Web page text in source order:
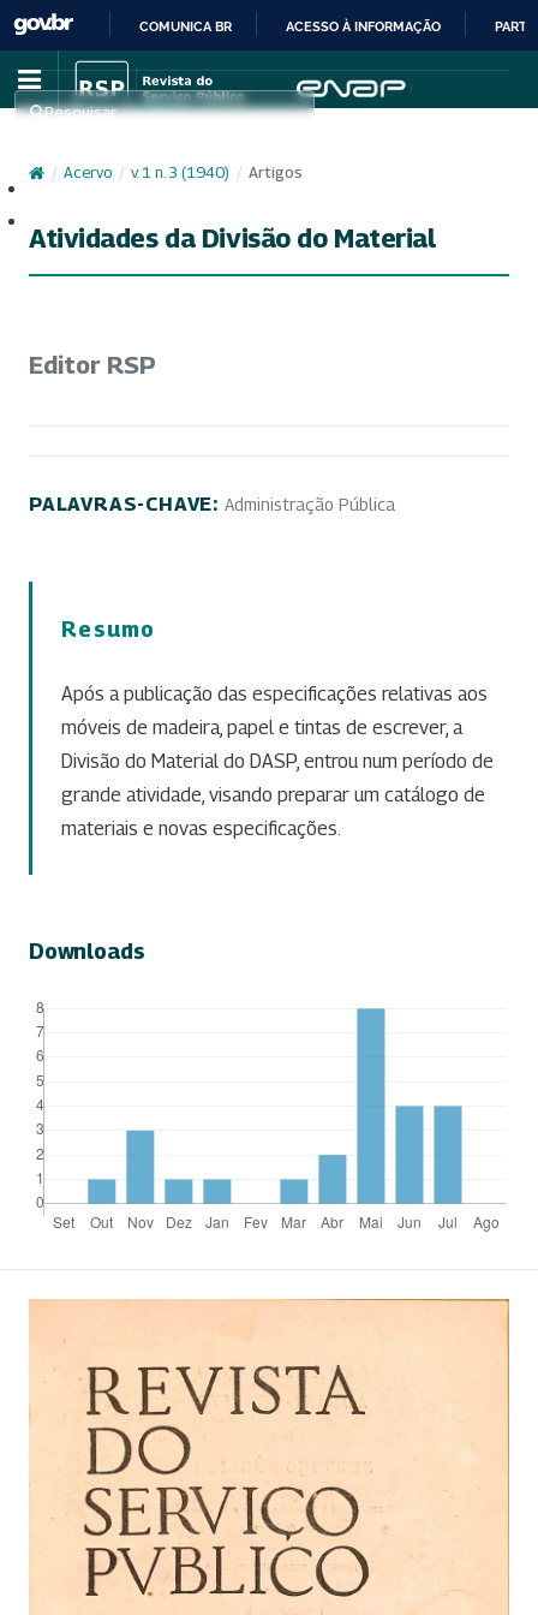
IR
PARA
CONTEÚDO
COMUNICA BR ACESSO À INFORMAÇÃO
Pesquisar
/ Acervo / v. 1 n. 3 (1940) / Artigos
Atividades da Divisão do Material
Editor RSP
PALAVRAS-CHAVE: Administração Pública
Resumo
Após a publicação das especificações relativas aos
móveis de madeira, papel e tintas de escrever, a
Divisão do Material do DASP, entrou num período de
grande atividade, visando preparar um catálogo de
materiais e novas especificações.
Downloads